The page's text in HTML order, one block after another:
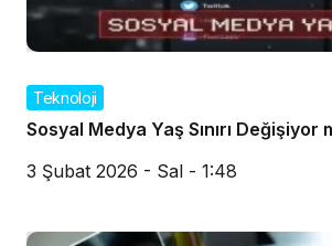
Teknoloji
Sosyal Medya Yaş Sınırı Değişiyor
3 Şubat 2026 - Sal - 1:48